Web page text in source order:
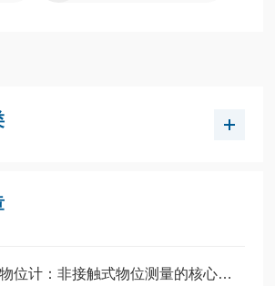
恩德斯豪斯雷达物位计：非接触式物位测量的核心设备